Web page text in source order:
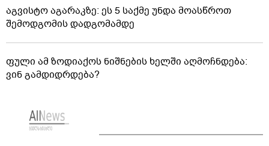
აგვისტო აგარაკზე: ეს 5 საქმე უნდა მოასწროთ
შემოდგომის დადგომამდე
ფული ამ ზოდიაქოს ნიშნების ხელში აღმოჩნდება:
ვინ გამდიდრდება?